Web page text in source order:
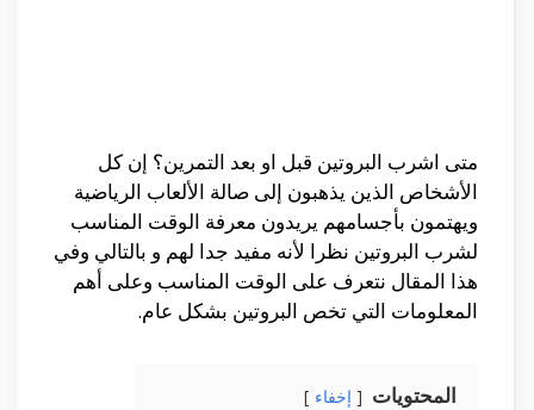
متى اشرب البروتين قبل او بعد التمرين؟ إن كل
الأشخاص الذين يذهبون إلى صالة الألعاب الرياضية
ويهتمون بأجسامهم يريدون معرفة الوقت المناسب
لشرب البروتين نظرا لأنه مفيد جدا لهم و بالتالي وفي
هذا المقال نتعرف على الوقت المناسب وعلى أهم
المعلومات التي تخص البروتين بشكل عام.
المحتويات إخفاء